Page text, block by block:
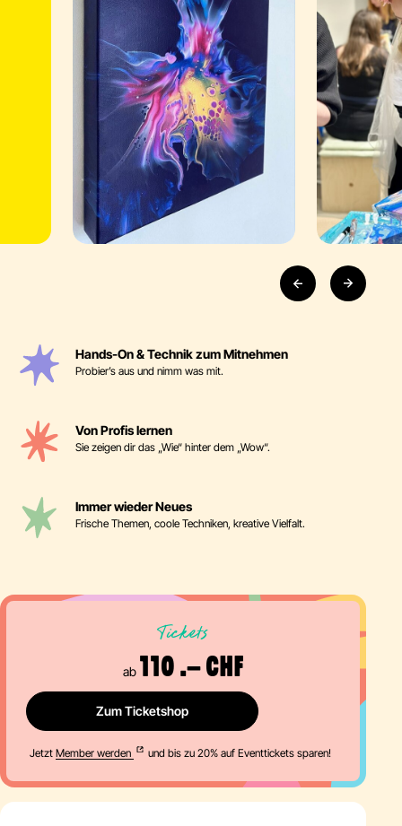
Hands-On & Technik zum Mitnehmen
Probier’s aus und nimm was mit.
Von Profis lernen
Sie zeigen dir das „Wie“ hinter dem „Wow“.
Immer wieder Neues
Frische Themen, coole Techniken, kreative Vielfalt.
Tickets
ab 110 .– CHF
Zum Ticketshop
Jetzt Member werden und bis zu 20% auf Eventtickets sparen!